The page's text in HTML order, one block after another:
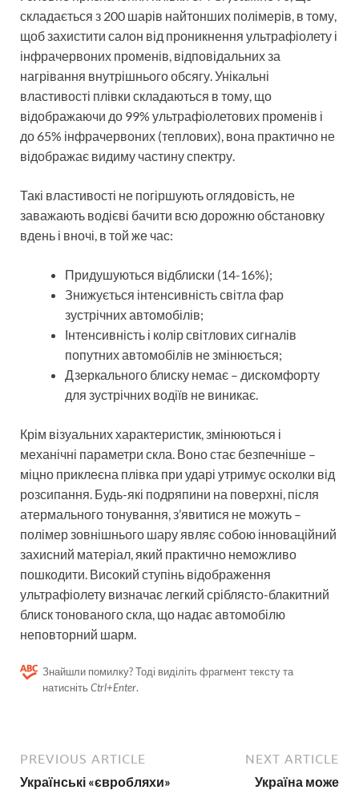
складається з 200 шарів найтонших полімерів, в тому,
щоб захистити салон від проникнення ультрафіолету і
інфрачервоних променів, відповідальних за
нагрівання внутрішнього обсягу. Унікальні
властивості плівки складаються в тому, що
відображаючи до 99% ультрафіолетових променів і
до 65% інфрачервоних (теплових), вона практично не
відображає видиму частину спектру.
Такі властивості не погіршують оглядовість, не
заважають водієві бачити всю дорожню обстановку
вдень і вночі, в той же час:
Придушуються відблиски (14-16%);
Знижується інтенсивність світла фар
зустрічних автомобілів;
Інтенсивність і колір світлових сигналів
попутних автомобілів не змінюється;
Дзеркального блиску немає – дискомфорту
для зустрічних водіїв не виникає.
Крім візуальних характеристик, змінюються і
механічні параметри скла. Воно стає безпечніше –
міцно приклеєна плівка при ударі утримує осколки від
розсипання. Будь-які подряпини на поверхні, після
атермального тонування, з’явитися не можуть –
полімер зовнішнього шару являє собою інноваційний
захисний матеріал, який практично неможливо
пошкодити. Високий ступінь відображення
ультрафіолету визначає легкий сріблясто-блакитний
блиск тонованого скла, що надає автомобілю
неповторний шарм.
Знайшли помилку? Тоді виділіть фрагмент тексту та
натисніть Ctrl+Enter.
PREVIOUS ARTICLE
Українські «євробляхи»
NEXT ARTICLE
Україна може